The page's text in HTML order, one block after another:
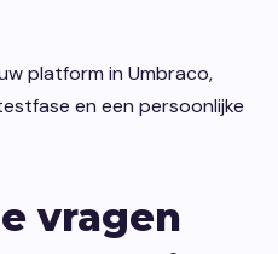
platform in Umbraco,
en een persoonlijke
vragen